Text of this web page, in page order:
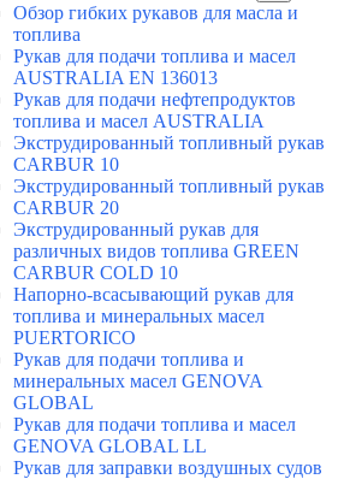
Обзор гибких рукавов для масла и
топлива
Рукав для подачи топлива и масел
AUSTRALIA EN 136013
Рукав для подачи нефтепродуктов
топлива и масел AUSTRALIA
Экструдированный топливный рукав
CARBUR 10
Экструдированный топливный рукав
CARBUR 20
Экструдированный рукав для
различных видов топлива GREEN
CARBUR COLD 10
Напорно-всасывающий рукав для
топлива и минеральных масел
PUERTORICO
Рукав для подачи топлива и
минеральных масел GENOVA
GLOBAL
Рукав для подачи топлива и масел
GENOVA GLOBAL LL
Рукав для заправки воздушных судов